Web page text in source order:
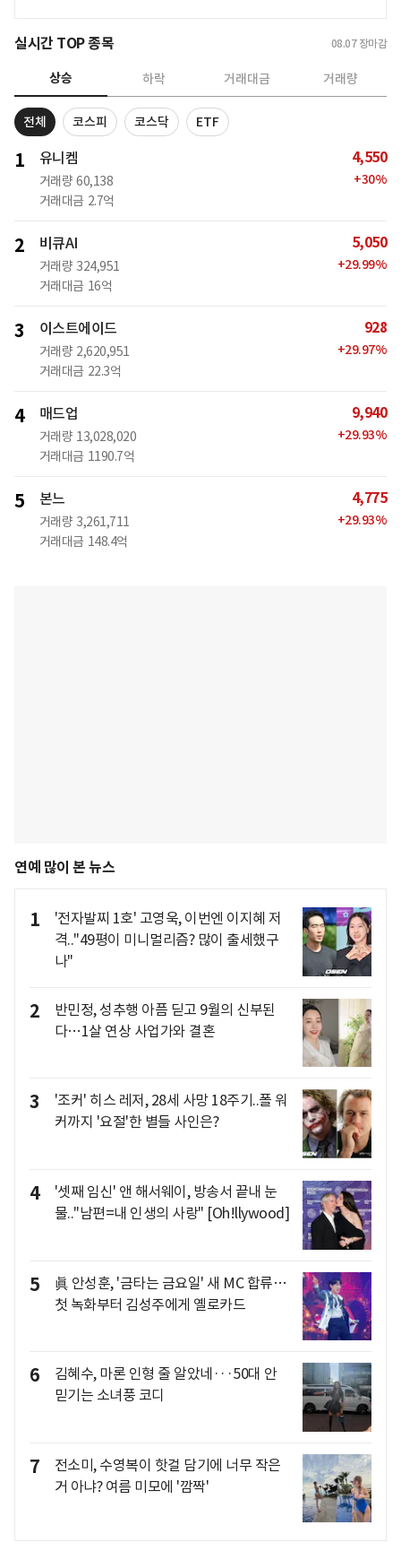
실시간 TOP 종목 08.07 장마감
상승 하락 거래대금 거래량
전체 코스피 코스닥 ETF
1 유니켐
거래량 60,138
거래대금 2.7억
4,550
+30%
2 비큐AI
거래량 324,951
거래대금 16억
5,050
+29.99%
3 이스트에이드
거래량 2,620,951
거래대금 22.3억
928
+29.97%
4 매드업
거래량 13,028,020
거래대금 1190.7억
9,940
+29.93%
5 본느
거래량 3,261,711
거래대금 148.4억
4,775
+29.93%
연예 많이 본 뉴스
1
'전자발찌 1호' 고영욱, 이번엔 이지혜 저
격.."49평이 미니멀리즘? 많이 출세했구
나"
2
반민정, 성추행 아픔 딛고 9월의 신부된
다…1살 연상 사업가와 결혼
3
'조커' 히스 레저, 28세 사망 18주기..폴 워
커까지 '요절'한 별들 사인은?
4
'셋째 임신' 앤 해서웨이, 방송서 끝내 눈
물.."남편=내 인생의 사랑" [Oh!llywood]
5
眞 안성훈, '금타는 금요일' 새 MC 합류…
첫 녹화부터 김성주에게 옐로카드
6
김혜수, 마론 인형 줄 알았네···50대 안
믿기는 소녀풍 코디
7
전소미, 수영복이 핫걸 담기에 너무 작은
거 아냐? 여름 미모에 '깜짝'